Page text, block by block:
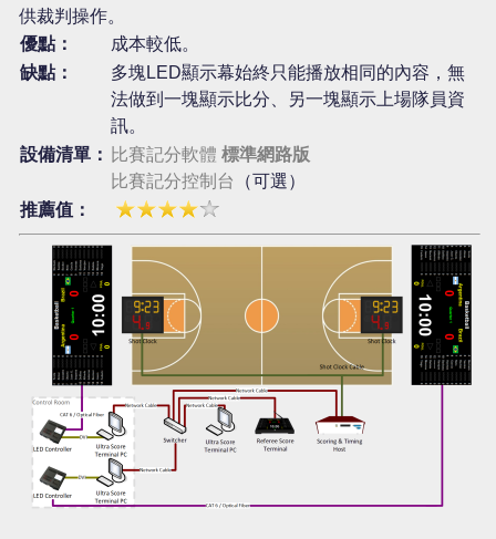
供裁判操作。
優點：
成本較低。
缺點：
多塊LED顯示幕始終只能播放相同的內容，無
法做到一塊顯示比分、另一塊顯示上場隊員資
訊。
設備清單：
比賽記分軟體 標準網路版
比賽記分控制台
（可選）
推薦值：